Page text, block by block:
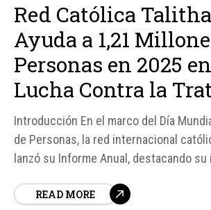
Red Católica
Ayuda a 1,21
Personas en 2025
Lucha Contra la
Introducción En el marco del Día
de Personas, la red internacional
lanzó su Informe Anual, destacando
alcanzó a 1,21 millones de personas en
READ MORE